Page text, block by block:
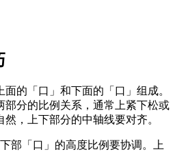
面的「口」和下面的「口」组成。
部分的比例关系，通常上紧下松或
，上下部分的中轴线要对齐。
部「口」的高度比例要协调。上